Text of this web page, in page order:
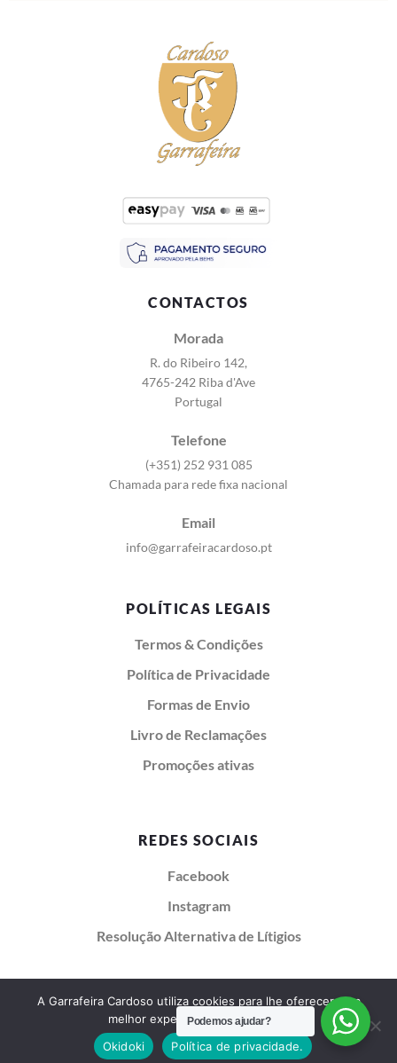
CONTACTOS
Morada
R. do Ribeiro 142,
4765-242 Riba d'Ave
Portugal
Telefone
(+351) 252 931 085
Chamada para rede fixa nacional
Email
info@garrafeiracardoso.pt
POLÍTICAS LEGAIS
Termos & Condições
Política de Privacidade
Formas de Envio
Livro de Reclamações
Promoções ativas
REDES SOCIAIS
Facebook
Instagram
Resolução Alternativa de Lítigios
Garrafeira Cardoso 2026 © Todos os direitos reservados
Criado com ❤️ pela Behs Web
Podemos ajudar?
A Garrafeira Cardoso utiliza cookies para lhe oferecer uma
melhor experiência de utilização.
Okidoki
Política de privacidade.